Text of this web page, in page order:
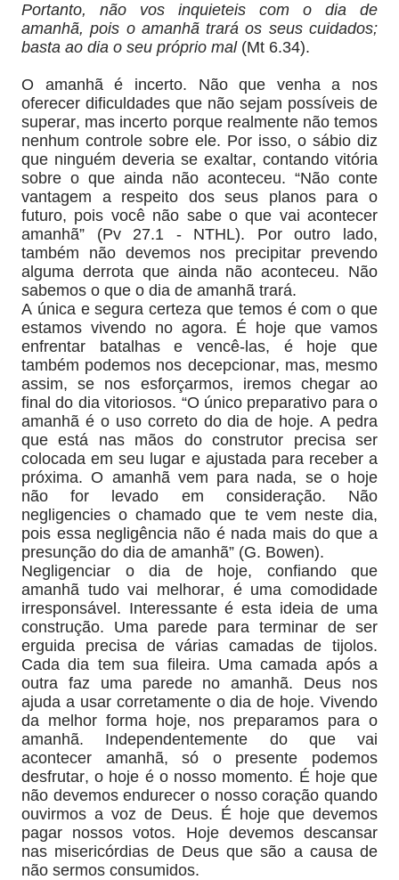
Portanto, não vos inquieteis com o dia de
amanhã, pois o amanhã trará os seus cuidados;
basta ao dia o seu próprio mal(Mt 6.34).
O amanhã é incerto. Não que venha a nos
oferecer dificuldades que não sejam possíveis de
superar, mas incerto porque realmente não temos
nenhum controle sobre ele. Por isso, o sábio diz
que ninguém deveria se exaltar, contando vitória
sobre o que ainda não aconteceu. “Não conte
vantagem a respeito dos seus planos para o
futuro, pois você não sabe o que vai acontecer
amanhã” (Pv 27.1 - NTHL). Por outro lado,
também não devemos nos precipitar prevendo
alguma derrota que ainda não aconteceu. Não
sabemos o que o dia de amanhã trará.
A única e segura certeza que temos é com o que
estamos vivendo no agora. É hoje que vamos
enfrentar batalhas e vencê-las, é hoje que
também podemos nos decepcionar, mas, mesmo
assim, se nos esforçarmos, iremos chegar ao
final do dia vitoriosos. “O único preparativo para o
amanhã é o uso correto do dia de hoje. A pedra
que está nas mãos do construtor precisa ser
colocada em seu lugar e ajustada para receber a
próxima. O amanhã vem para nada, se o hoje
não for levado em consideração. Não
negligencies o chamado que te vem neste dia,
pois essa negligência não é nada mais do que a
presunção do dia de amanhã” (G. Bowen).
Negligenciar o dia de hoje, confiando que
amanhã tudo vai melhorar, é uma comodidade
irresponsável. Interessante é esta ideia de uma
construção. Uma parede para terminar de ser
erguida precisa de várias camadas de tijolos.
Cada dia tem sua fileira. Uma camada após a
outra faz uma parede no amanhã. Deus nos
ajuda a usar corretamente o dia de hoje. Vivendo
da melhor forma hoje, nos preparamos para o
amanhã. Independentemente do que vai
acontecer amanhã, só o presente podemos
desfrutar, o hoje é o nosso momento. É hoje que
não devemos endurecer o nosso coração quando
ouvirmos a voz de Deus. É hoje que devemos
pagar nossos votos. Hoje devemos descansar
nas misericórdias de Deus que são a causa de
não sermos consumidos.